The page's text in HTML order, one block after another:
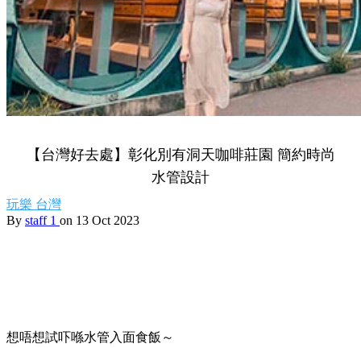
【台灣好去處】彰化別有洞天咖啡莊園 簡約時尚
水管設計
玩樂 台灣
By staff 1 on 13 Oct 2023
想唔想試吓喺水管入面食飯～